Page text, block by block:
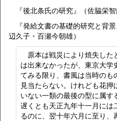
『後北条氏の研究』（佐脇栄
『発給文書の基礎的研究と背
辺久子・百瀬今朝雄）
原本は戦災により焼失した
は出来なかったが、東京大学
てみる限り、書風は当時のも
見当たらない。けれども花
いない一類の最後の型に属す
遅くとも天正九年十一月には
るのに、翌十年六月に至り、